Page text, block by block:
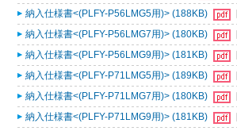
納入仕様書<(PLFY-P56LMG5用)> (188KB)
納入仕様書<(PLFY-P56LMG7用)> (180KB)
納入仕様書<(PLFY-P56LMG9用)> (181KB)
納入仕様書<(PLFY-P71LMG5用)> (189KB)
納入仕様書<(PLFY-P71LMG7用)> (180KB)
納入仕様書<(PLFY-P71LMG9用)> (181KB)